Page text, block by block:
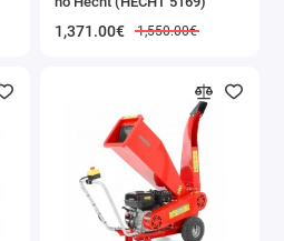
1,371.00€ 1,550.00€